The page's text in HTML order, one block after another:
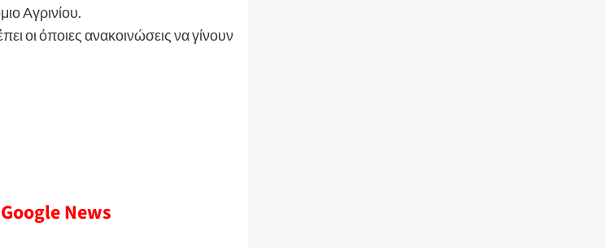
Αγρινίου.
οι όποιες ανακοινώσεις να γίνουν
News